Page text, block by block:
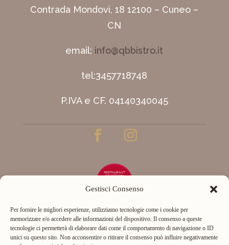
Gestisci Consenso
Per fornire le migliori esperienze, utilizziamo tecnologie come i cookie per
memorizzare e/o accedere alle informazioni del dispositivo. Il consenso a queste
tecnologie ci permetterà di elaborare dati come il comportamento di navigazione o ID
unici su questo sito. Non acconsentire o ritirare il consenso può influire negativamente
Contrada Mondovì, 18 12100 – Cuneo –
CN
email: info@qbbistro.it
tel:3457718748
P.IVA e CF. 04140340045
Prenota il tuo tavolo